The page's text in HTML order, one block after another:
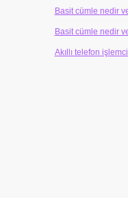
Basit cümle nedir
Basit cümle nedir
Akıllı telefon